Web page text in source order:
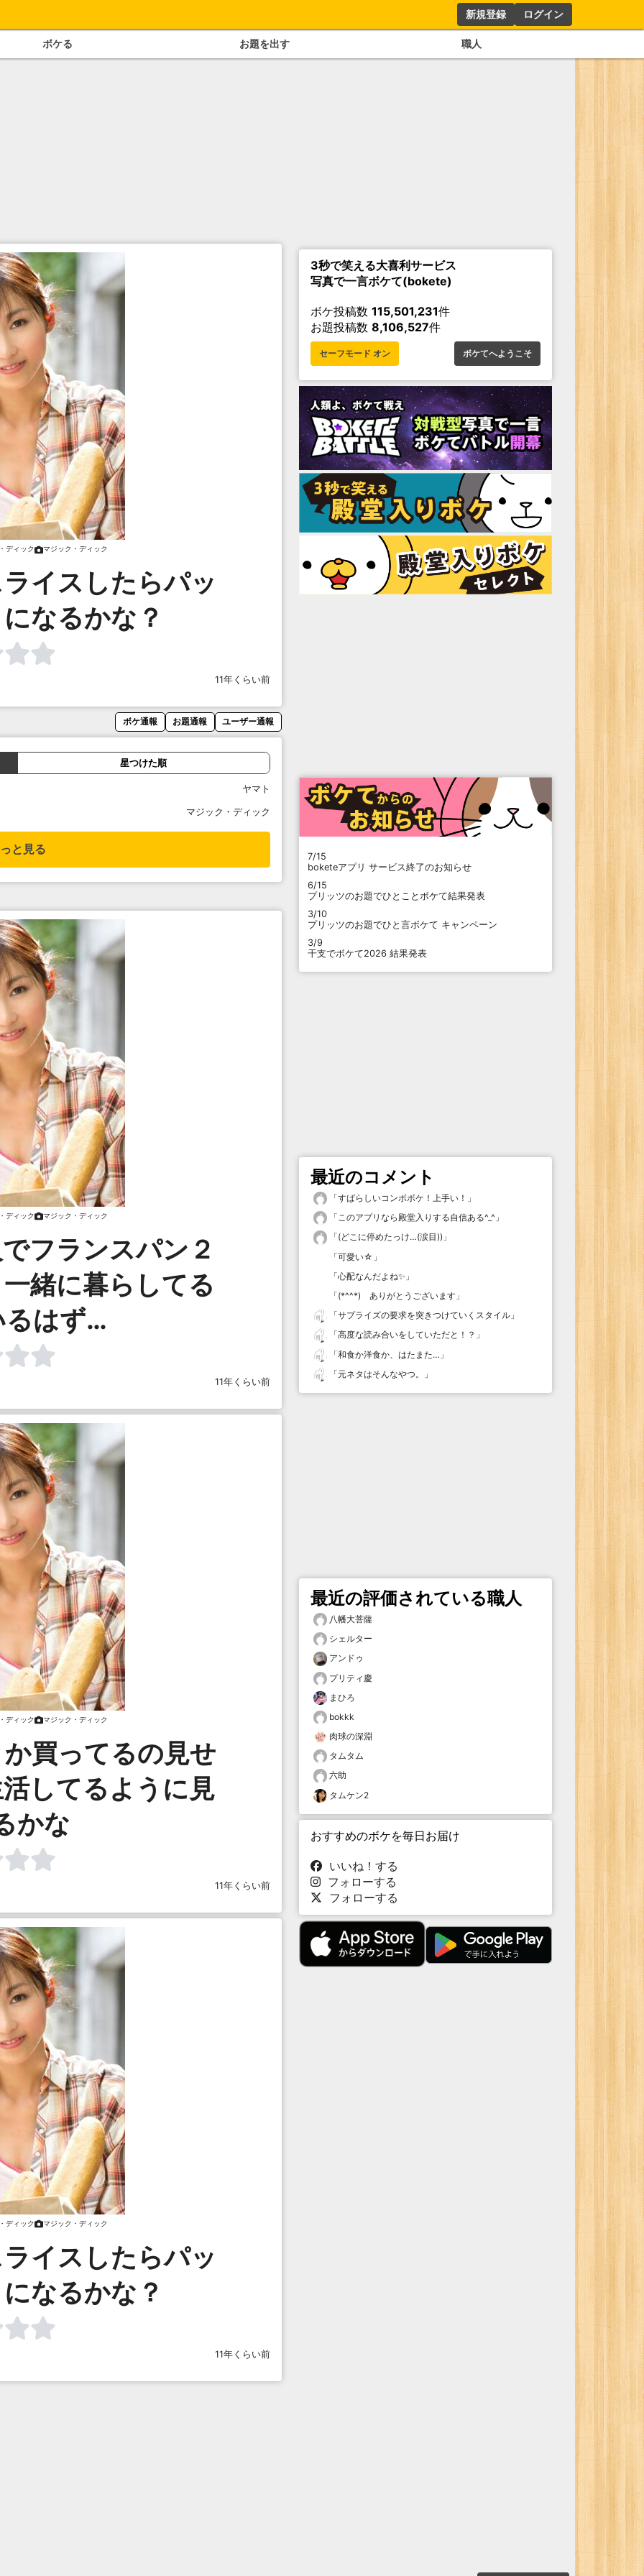
新規登録 ログイン
ボケる お題を出す 職人
ディック マジック・ディック
イスしたらパッ
なるかな？
11年くらい前
ボケ通報 お題通報 ユーザー通報
星つけた順
ヤマト
マジック・ディック
と見る
ディック マジック・ディック
フランスパン２
緒に暮らしてる
るはず…
11年くらい前
ディック マジック・ディック
買ってるの見せ
してるように見
かな
11年くらい前
ディック マジック・ディック
イスしたらパッ
なるかな？
11年くらい前
3秒で笑える大喜利サービス
写真で一言ボケて(bokete)
ボケ投稿数 115,501,231件
お題投稿数 8,106,527件
セーフモード オン ボケてへようこそ
7/15
boketeアプリ サービス終了のお知らせ
6/15
プリッツのお題でひとことボケて結果発表
3/10
プリッツのお題でひと言ボケて キャンペーン
3/9
干支でボケて2026 結果発表
最近のコメント
「すばらしいコンボボケ！上手い！ 」
「このアプリなら殿堂入りする自信ある^_^ 」
「(どこに停めたっけ…(涙目)) 」
「可愛い☆ 」
「心配なんだよね✨ 」
「(*^^*) ありがとうございます 」
「サプライズの要求を突きつけていくスタイル 」
「高度な読み合いをしていただと！？ 」
「和食か洋食か、はたまた… 」
「元ネタはそんなやつ。 」
最近の評価されている職人
八幡大菩薩
シェルター
アンドゥ
プリティ慶
まひろ
bokkk
肉球の深淵
タムタム
六助
タムケン2
おすすめのボケを毎日お届け
いいね！する
フォローする
フォローする